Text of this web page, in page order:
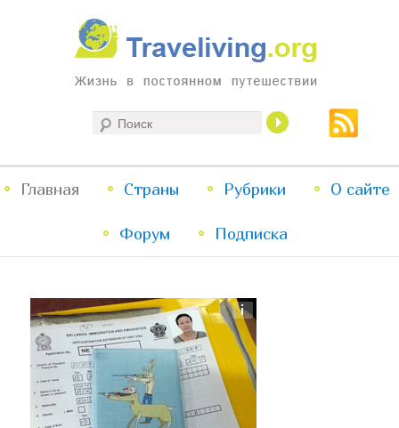
Traveliving
Жизнь в постоянном путешествии
меню
Перейти
к
содержимому
Перейти
к
содержимому
Главная Страны Рубрики О сайте
Форум Подписка